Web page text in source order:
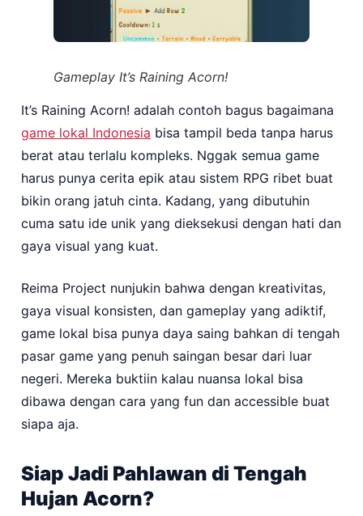
Gameplay It’s Raining Acorn!
It’s Raining Acorn! adalah contoh bagus bagaimana
game lokal Indonesia bisa tampil beda tanpa harus
berat atau terlalu kompleks. Nggak semua game
harus punya cerita epik atau sistem RPG ribet buat
bikin orang jatuh cinta. Kadang, yang dibutuhin
cuma satu ide unik yang dieksekusi dengan hati dan
gaya visual yang kuat.
Reima Project nunjukin bahwa dengan kreativitas,
gaya visual konsisten, dan gameplay yang adiktif,
game lokal bisa punya daya saing bahkan di tengah
pasar game yang penuh saingan besar dari luar
negeri. Mereka buktiin kalau nuansa lokal bisa
dibawa dengan cara yang fun dan accessible buat
siapa aja.
Siap Jadi Pahlawan di Tengah
Hujan Acorn?